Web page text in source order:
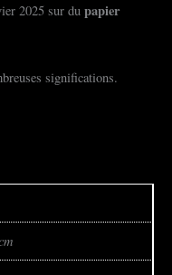
2025 sur du papier
significations.